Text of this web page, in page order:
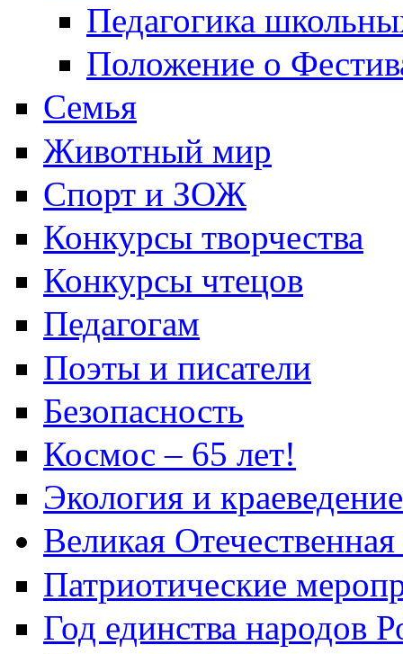
Педагогика
Положение о
Семья
Животный мир
Спорт и ЗОЖ
Конкурсы творчества
Конкурсы чтецов
Педагогам
Поэты и писатели
Безопасность
Космос – 65 лет!
Экология и краеведение
Великая
Патриотические
Год единства народов